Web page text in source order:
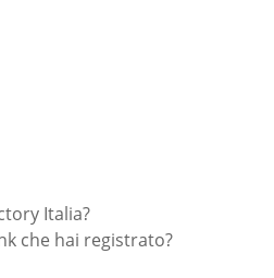
Italia?
che hai registrato?